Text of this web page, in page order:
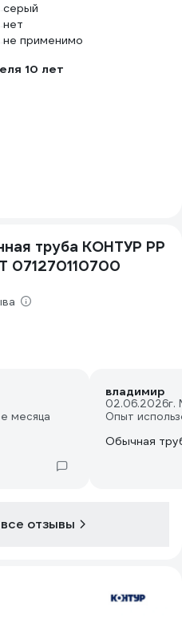
серый
нет
не применимо
10 лет
труба КОНТУР РР
071270110700
месяца
владимир
02.06.2026г.
Опыт
Обычная
отзывы